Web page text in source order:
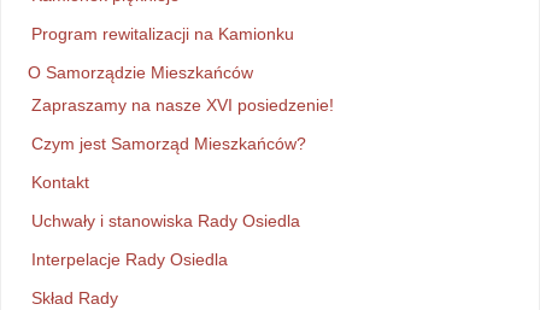
Program rewitalizacji na Kamionku
O Samorządzie Mieszkańców
Zapraszamy na nasze XVI posiedzenie!
Czym jest Samorząd Mieszkańców?
Kontakt
Uchwały i stanowiska Rady Osiedla
Interpelacje Rady Osiedla
Skład Rady